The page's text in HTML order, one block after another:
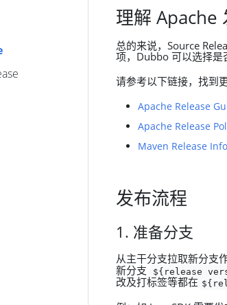
理解 Apache
总的来说，Source
项，Dubbo 可以选择是
请参考以下链接，找到
Apache Release
Apache Release
Maven Release Info
发布流程
1. 准备分支
从主干分支拉取新分支
新分支
改及打标签等都在